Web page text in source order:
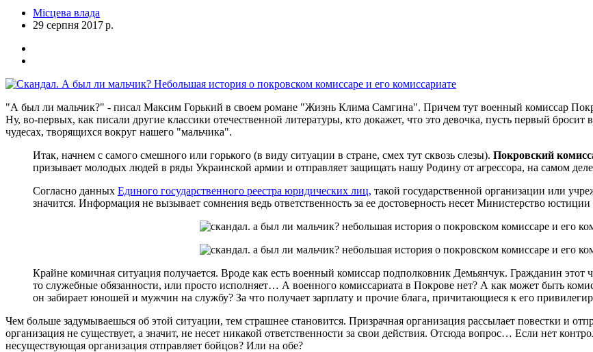
Місцева влада
29 серпня 2017 р.
"А был ли мальчик?" - писал Максим Горький в своем романе "Жизнь Клима Самгина". Причем тут военный комиссар
Ну, во-первых, как писали другие классики отечественной литературы, кто докажет, что это девочка, пусть первый бросит
чудесах, творящихся вокруг нашего "мальчика".
Итак, начнем с самого смешного или горького (в виду ситуации в стране, смех тут сквозь слезы). Покровский
призывает молодых людей в ряды Украинской армии и отправляет защищать нашу Родину от агрессора, на самом деле
Согласно данных Единого государственного реестра юридических лиц, такой государственной организации или
значится. Информация не вызывает сомнения ведь ответственность за ее достоверность несет Министерство
Крайне комичная ситуация получается. Вроде как есть военный комиссар подполковник Демьянчук. Гражданин этот
то служебные обязанности, или просто исполняет… А военного комиссариата в Покрове нет? А как может быть
он забирает юношей и мужчин на службу? За что получает зарплату и прочие блага, причитающиеся к его
Чем больше задумываешься об этой ситуации, тем страшнее становится. Призрачная организация рассылает повестки и
организация не существует, а значит, не несет никакой ответственности за свои действия. Отсюда вопрос… Если нет
несуществующая организация отправляет бойцов? Или на обе?